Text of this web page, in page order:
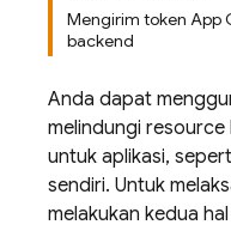
Mengirim token App
backend
Anda dapat
melindungi
untuk aplikasi,
sendiri. Untuk
melakukan kedua